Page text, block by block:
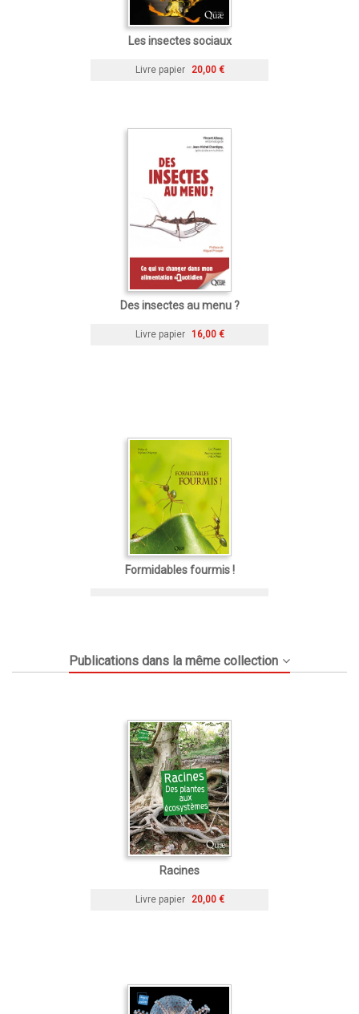
Les insectes sociaux
Livre papier 20,00 €
Des insectes au menu ?
Livre papier 16,00 €
Formidables fourmis !
Publications dans la même collection
Racines
Livre papier 20,00 €